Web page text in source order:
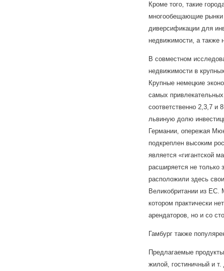
Кроме того, такие
многообещающие рынки
диверсификации для
недвижимости, а также
В совместном
недвижимости в
Крупные немецкие
самых
соответственно 2,3,7
львиную долю
Германии, опережая
подкреплен высоким
является «гигантской
расширяется не только
расположили здесь
Великобритании из ЕС.
котором практически
арендаторов, но и со
Гамбург также
Предлагаемые
жилой, гостиничный и